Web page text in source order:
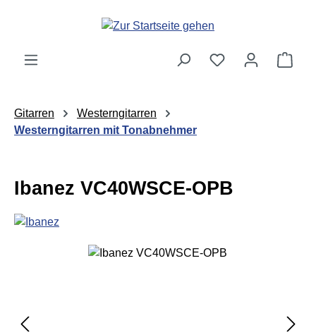
Zum Hauptinhalt springen
Gitarren
Westerngitarren
Westerngitarren mit Tonabnehmer
Ibanez VC40WSCE-OPB
Bildergalerie überspringen